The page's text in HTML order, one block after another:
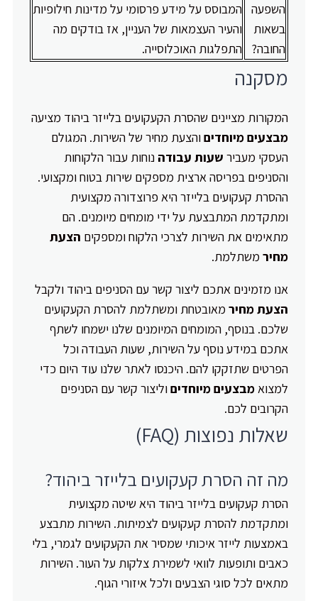
השפעה
בשאות
החובה?
המבוסס על מידע פרסומי על מדינות חילופיות
והעיר העצמאות של העניין, אז בודקים מה
התפלגות האוכלוסייה.
מסקנה
המקורות מציינים שהסרת הקעקועים בלייזר ביהוד מציעה
מבצעים מיוחדיםוהצעת מחיר של השירות. המגולם
העסקי מעביר שעות עבודה נוחות עבור הלקוחות
והסניפים בפריסה ארצית מספקים שירות בטוח ומקצועי.
ההסרת קעקועים בלייזר היא פרוצדורה מקצועית
ומתקדמת המתבצעת על ידי מומחים מיומנים. הם
מתאימים את השירות לצרכי הלקוח ומספקים הצעת
מחירמשתלמת.
אנו מזמינים אתכם ליצור קשר עם הסניפים ביהוד ולקבל
הצעת מחירמאובטחת ומשתלמת להסרת הקעקועים
שלכם. בנוסף, המומחים המיומנים שלנו ישמחו לשתף
אתכם במידע נוסף על השירות, שעות העבודה וכל
הפרטים שתזקקו להם. היכנסו לאתר שלנו עוד היום כדי
למצואמבצעים מיוחדיםוליצור קשר עם הסניפים
הקרובים לכם.
שאלות נפוצות (FAQ)
מה זה הסרת קעקועים בלייזר ביהוד?
הסרת קעקועים בלייזר ביהוד היא שיטה מקצועית
ומתקדמת להסרת קעקועים לצמיתות. השירות מתבצע
באמצעות לייזר איכותי שמסיר את הקעקועים לגמרי, בלי
כאבים ותופעות לוואי לשמירת צלקות על העור. השירות
מתאים לכל סוגי הצבעים ולכל איזורי הגוף.